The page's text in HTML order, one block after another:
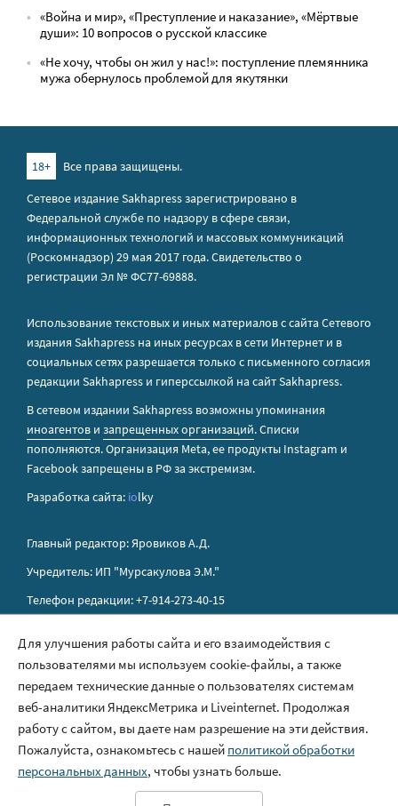
«Война и мир», «Преступление и наказание», «Мёртвые
души»: 10 вопросов о русской классике
«Не хочу, чтобы он жил у нас!»: поступление племянника
мужа обернулось проблемой для якутянки
18+
Все права защищены.
Сетевое издание Sakhapress зарегистрировано в
Федеральной службе по надзору в сфере связи,
информационных технологий и массовых коммуникаций
(Роскомнадзор) 29 мая 2017 года. Свидетельство о
регистрации Эл № ФС77-69888.
Использование текстовых и иных материалов с сайта Сетевого
издания Sakhapress на иных ресурсах в сети Интернет и в
социальных сетях разрешается только с письменного согласия
редакции Sakhapress и гиперссылкой на сайт Sakhapress.
В сетевом издании Sakhapress возможны упоминания
иноагентов и запрещенных организаций. Списки
пополняются. Организация Metа, ее продукты Instagram и
Facebook запрещены в РФ за экстремизм.
Разработка сайта: iolky
Главный редактор: Яровиков А.Д.
Учредитель: ИП "Мурсакулова Э.М."
Телефон редакции: +7-914-273-40-15
Правила сайта
Политика обработки персональных данных
Размещение рекламы
Контакты
Для улучшения работы сайта и его взаимодействия с
пользователями мы используем cookie-файлы, а также
передаем технические данные о пользователях системам
веб-аналитики ЯндексМетрика и Liveinternet. Продолжая
работу с сайтом, вы даете нам разрешение на эти действия.
Пожалуйста, ознакомьтесь с нашей политикой обработки
персональных данных, чтобы узнать больше.